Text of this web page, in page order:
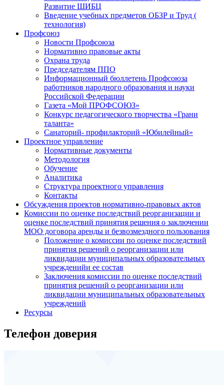
Развитие ШИБЦ
Введение учебных предметов ОБЗР и Труд (
технология)
Профсоюз
Новости Профсоюза
Нормативно правовые акты
Охрана труда
Председателям ППО
Информационный бюллетень Профсоюза
работников народного образования и науки
Российской Федерации
Газета «Мой ПРОФСОЮЗ»
Конкурс педагогического творчества «Грани
таланта»
Санаторий- профилакторий «Юбилейный»
Проектное управление
Нормативные документы
Методология
Обучение
Аналитика
Структура проектного управления
Контакты
Обсуждения проектов нормативно-правовых актов
Комиссии по оценке последствий реорганизации и
оценке последствий принятия решения о заключении
МОО договора аренды и безвозмездного пользования
Положение о комиссии по оценке последствий
принятия решений о реорганизации или
ликвидации муниципальных образовательных
учрежденийи ее состав
Заключения комиссии по оценке последствий
принятия решений о реорганизации или
ликвидации муниципальных образовательных
учреждений
Ресурсы
Телефон доверия